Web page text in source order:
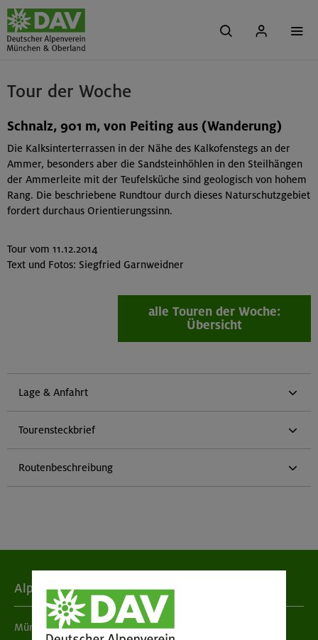
Tour der Woche
Schnalz, 901 m, von Peiting aus (Wanderung)
Die Kalksinterterrassen in der Nähe des Kalkofenstegs an der
Ammer, besonders aber die Sandsteinhöhlen in den Steilhängen
der Ammerleite mit der Teufelsküche sind geologisch von hohem
Rang. Die beschriebene Rundtour durch dieses Naturschutzgebiet
fordert durchaus Orientierungssinn.
Tour vom 11.12.2014
Text und Fotos: Siegfried Garnweidner
alle Touren der Woche:
Übersicht
Lage & Anfahrt
Tourensteckbrief
Routenbeschreibung
Alpenverein
München & Oberland